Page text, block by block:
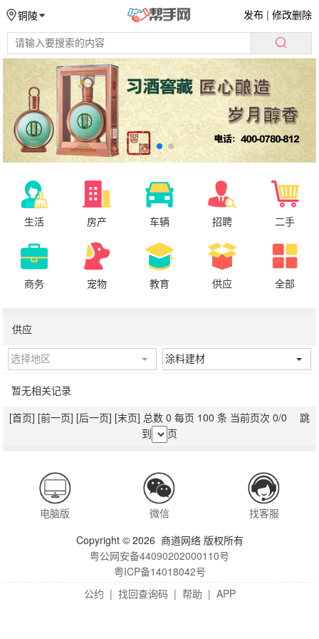
铜陵 发布 |修改删除
生活 房产 车辆 招聘 二手
商务 宠物 教育 供应 全部
供应
选择地区 涂料建材
暂无相关记录
[首页] [前一页] [后一页] [末页] 总数 0 每页 100 条 当前页次 0/0 跳
到
页
电脑版 微信
找客服
Copyright © 2026 商道网络 版权所有
粤公网安备44090202000110号
粤ICP备14018042号
公约 | 找回查询码 | 帮助 | APP